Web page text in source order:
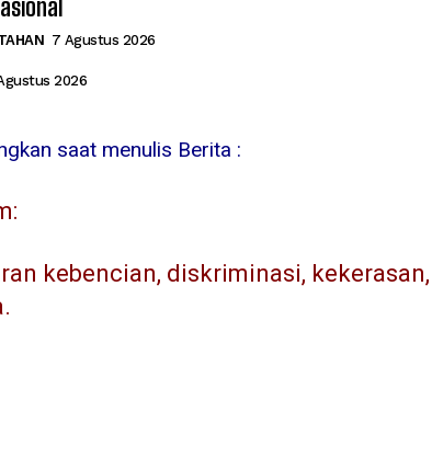
7 Agustus 2026
2026
saat menulis Berita :
kebencian, diskriminasi,